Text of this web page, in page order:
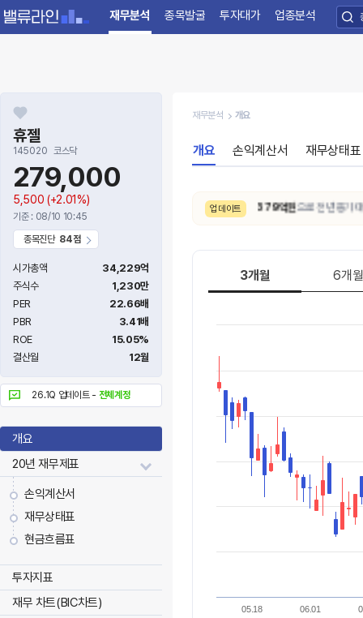
재무분석 종목발굴 투자대가 업종분석
휴젤
145020 코스닥
279,000
5,500 (+2.01%)
기준 : 08/10 10:45
종목진단 84점
시가총액
34,229억
주식수
1,230만
PER
22.66배
PBR
3.41배
ROE
15.05%
결산월
12월
26.1Q 업데이트 - 전체계정
개요
20년 재무제표
손익계산서
재무상태표
현금흐름표
투자지표
재무 차트(BIC차트)
재무분석 개요
개요 손익계산서 재무상태표
업데이트
8/7. [실적발표] 잠정 매출액은1,379억원으로 전년 동기 대비
3개월 6개월
05.18 06.01